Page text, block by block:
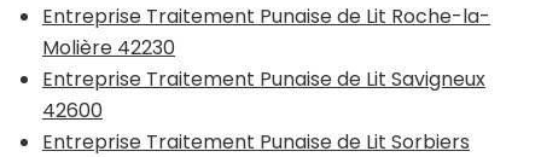
Entreprise Traitement Punaise de Lit Roche-la-
Molière 42230
Entreprise Traitement Punaise de Lit Savigneux
42600
Entreprise Traitement Punaise de Lit Sorbiers